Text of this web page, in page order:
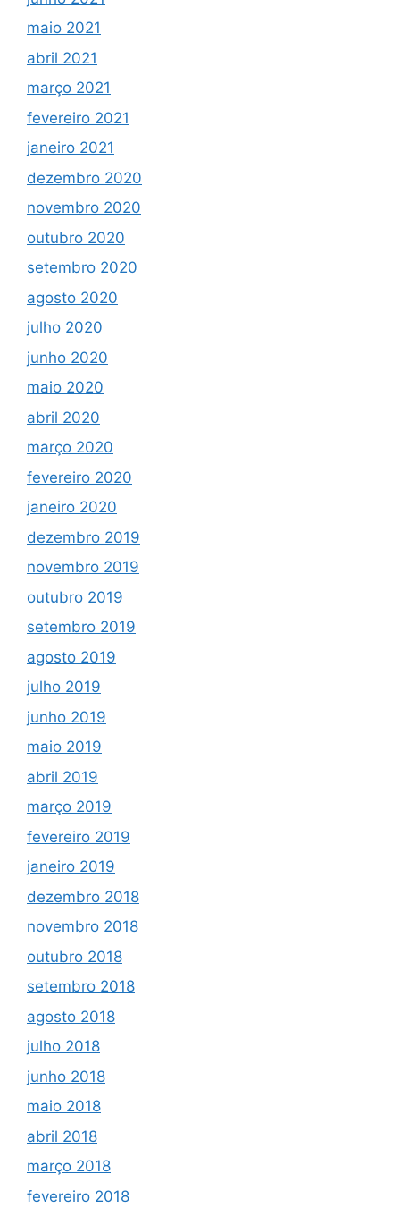
maio 2021
abril 2021
março 2021
fevereiro 2021
janeiro 2021
dezembro 2020
novembro 2020
outubro 2020
setembro 2020
agosto 2020
julho 2020
junho 2020
maio 2020
abril 2020
março 2020
fevereiro 2020
janeiro 2020
dezembro 2019
novembro 2019
outubro 2019
setembro 2019
agosto 2019
julho 2019
junho 2019
maio 2019
abril 2019
março 2019
fevereiro 2019
janeiro 2019
dezembro 2018
novembro 2018
outubro 2018
setembro 2018
agosto 2018
julho 2018
junho 2018
maio 2018
abril 2018
março 2018
fevereiro 2018